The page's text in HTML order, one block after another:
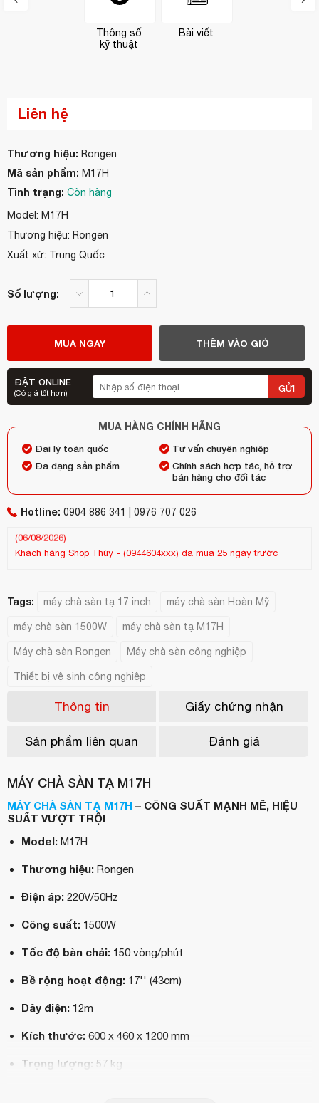
Thông số
kỹ thuật
Bài viết
Liên hệ
Thương hiệu: Rongen
Mã sản phẩm: M17H
Tình trạng: Còn hàng
Model: M17H
Thương hiệu: Rongen
Xuất xứ: Trung Quốc
Số lượng:
MUA NGAY THÊM VÀO GIỎ
ĐẶT ONLINE
(Có giá tốt hơn) GỬI
MUA HÀNG CHÍNH HÃNG
Đại lý toàn quốc
Tư vấn chuyên nghiệp
Đa dạng sản phẩm
Chính sách hợp tác, hỗ trợ
bán hàng cho đối tác
Hotline: 0904 886 341 | 0976 707 026
Khách hàngpham thị ngọc -(0913436xxx)đã mua 1 day trước
Khách hàng
(13/07/2026)
Tags: máy chà sàn tạ 17 inch máy chà sàn Hoàn Mỹ
máy chà sàn 1500W máy chà sàn tạ M17H
Máy chà sàn Rongen Máy chà sàn công nghiệp
Thiết bị vệ sinh công nghiệp
Thông tin Giấy chứng nhận
Sản phẩm liên quan Đánh giá
MÁY CHÀ SÀN TẠ M17H
MÁY CHÀ SÀN TẠ M17H – CÔNG SUẤT MẠNH MẼ, HIỆU
SUẤT VƯỢT TRỘI
Model: M17H
Thương hiệu: Rongen
Điện áp: 220V/50Hz
Công suất: 1500W
Tốc độ bàn chải: 150 vòng/phút
Bề rộng hoạt động: 17'' (43cm)
Dây điện: 12m
Kích thước: 600 x 460 x 1200 mm
Trọng lượng: 57 kg